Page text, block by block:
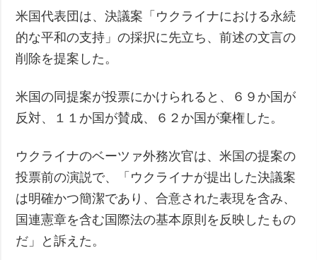
動画
米国代表団は、決議案「ウクライナにおける永続
的な平和の支持」の採択に先立ち、前述の文言の
削除を提案した。
米国の同提案が投票にかけられると、６９か国が
反対、１１か国が賛成、６２か国が棄権した。
ウクライナのベーツァ外務次官は、米国の提案の
投票前の演説で、「ウクライナが提出した決議案
は明確かつ簡潔であり、合意された表現を含み、
国連憲章を含む国際法の基本原則を反映したもの
だ」と訴えた。